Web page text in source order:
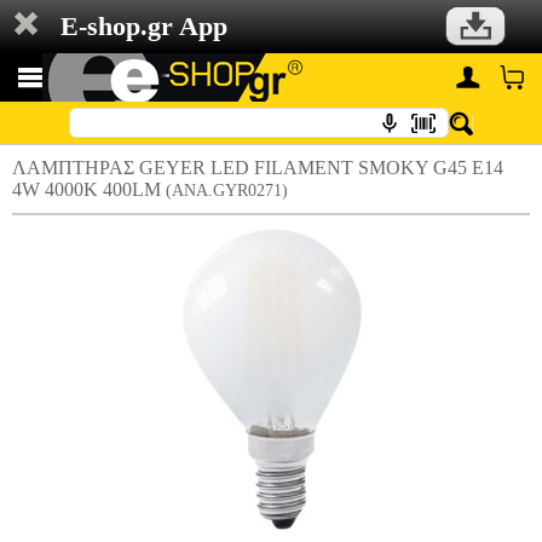
E-shop.gr App
ΛΑΜΠΤΗΡΑΣ GEYER LED FILAMENT SMOKY G45 E14
4W 4000K 400LM (ANA.GYR0271)